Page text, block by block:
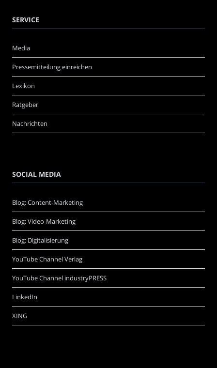
SERVICE
Media
Pressemitteilung einreichen
Lexikon
Ratgeber
Nachrichten
SOCIAL MEDIA
Blog: Content-Marketing
Blog: Video-Marketing
Blog: Digitalisierung
YouTube Channel Verlag
YouTube Channel industryPRESS
LinkedIn
XING